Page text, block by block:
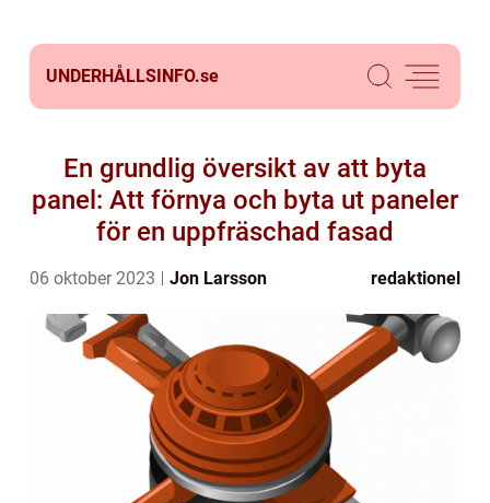
UNDERHÅLLSINFO.se
En grundlig översikt av att byta
panel: Att förnya och byta ut paneler
för en uppfräschad fasad
06 oktober 2023 Jon Larsson redaktionel